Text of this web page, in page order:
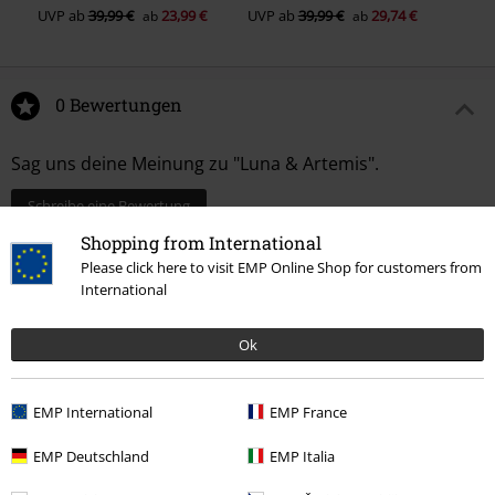
Shopping from International
Please click here to visit EMP Online Shop for customers from
International
Ok
EMP International EMP France
EMP Deutschland EMP Italia
UVP ab39,99 € ab 23,99 € UVP ab 39,99 € ab 29,74 €
0 Bewertungen
Sag uns deine Meinung zu "Luna & Artemis".
Schreibe eine Bewertung